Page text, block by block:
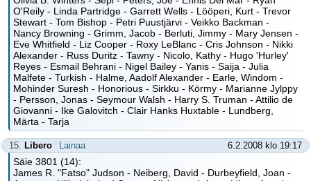
O'Reily - Linda Partridge - Garrett Wells - Lööperi, Kurt - Trevor
Stewart - Tom Bishop - Petri Puustjärvi - Veikko Backman -
Nancy Browning - Grimm, Jacob - Berluti, Jimmy - Mary Jensen -
Eve Whitfield - Liz Cooper - Roxy LeBlanc - Cris Johnson - Nikki
Alexander - Russ Duritz - Tawny - Nicolo, Kathy - Hugo 'Hurley'
Reyes - Esmail Behrani - Nigel Bailey - Yanis - Saija - Julia
Malfete - Turkish - Halme, Aadolf Alexander - Earle, Windom -
Mohinder Suresh - Honorious - Sirkku - Körmy - Marianne Jylppy
- Persson, Jonas - Seymour Walsh - Harry S. Truman - Attilio de
Giovanni - Ike Galovitch - Clair Hanks Huxtable - Lundberg,
Märta - Tarja
15. Libero Lainaa 6.2.2008 klo 19:17
Säie 3801 (14):
James R. "Fatso" Judson - Neiberg, David - Durbeyfield, Joan -